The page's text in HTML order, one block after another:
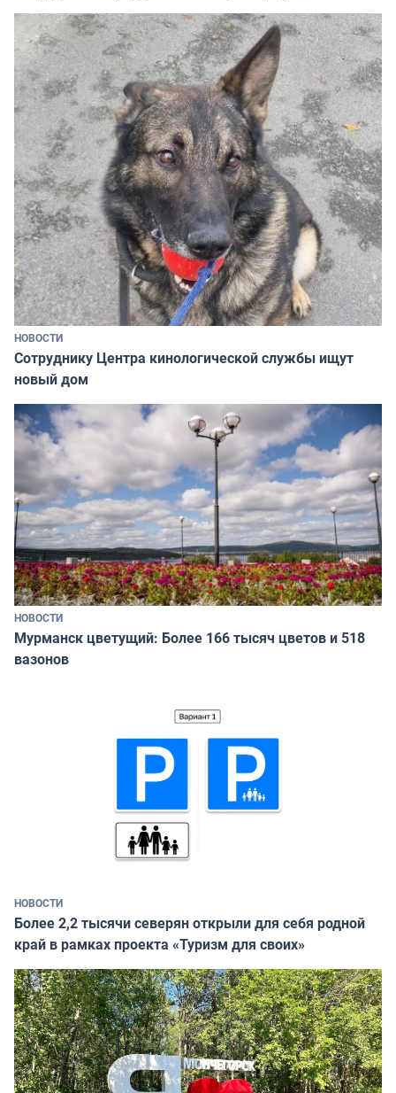
НОВОСТИ
Сотруднику Центра кинологической службы ищут
новый дом
НОВОСТИ
Мурманск цветущий: Более 166 тысяч цветов и 518
вазонов
НОВОСТИ
Более 2,2 тысячи северян открыли для себя родной
край в рамках проекта «Туризм для своих»